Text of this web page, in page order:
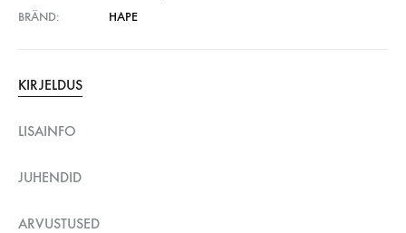
BRÄND:
HAPE
KIRJELDUS
LISAINFO
JUHENDID
ARVUSTUSED